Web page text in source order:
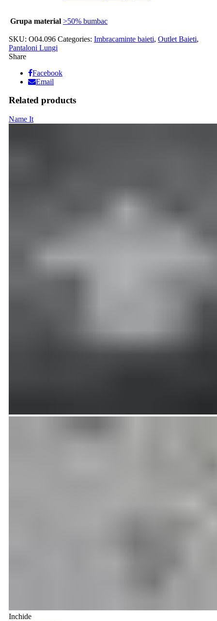
Grupa material >50% bumbac
SKU: O04.096 Categories: Imbracaminte baieti, Outlet Baieti,
Pantaloni Lungi
Share
Facebook
Email
Related products
Name It
Inchide